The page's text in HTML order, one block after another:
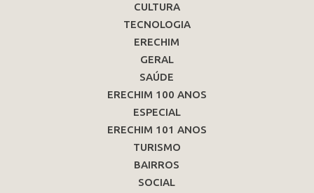
CULTURA
TECNOLOGIA
ERECHIM
GERAL
SAÚDE
ERECHIM 100 ANOS
ESPECIAL
ERECHIM 101 ANOS
TURISMO
BAIRROS
SOCIAL